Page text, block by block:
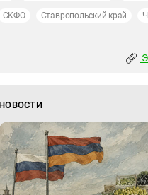
СКФО Ставропольский край
НОВОСТИ